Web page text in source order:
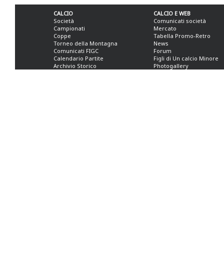
CALCIO
Società
Campionati
Coppe
Torneo della Montagna
Comunicati FIGC
Calendario Partite
Archivio Storico
CALCIO E WEB
Comunicati società
Mercato
Tabella Promo-Retro
News
Forum
Figli di Un calcio Minore
Photogallery